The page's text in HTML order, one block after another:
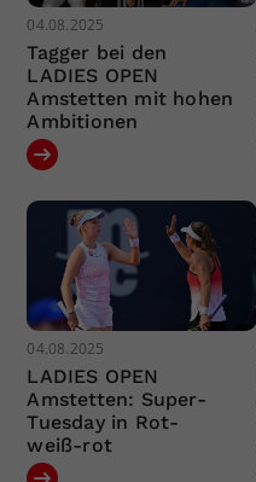
04.08.2025
Tagger bei den
LADIES OPEN
Amstetten mit hohen
Ambitionen
04.08.2025
LADIES OPEN
Amstetten: Super-
Tuesday in Rot-
weiß-rot